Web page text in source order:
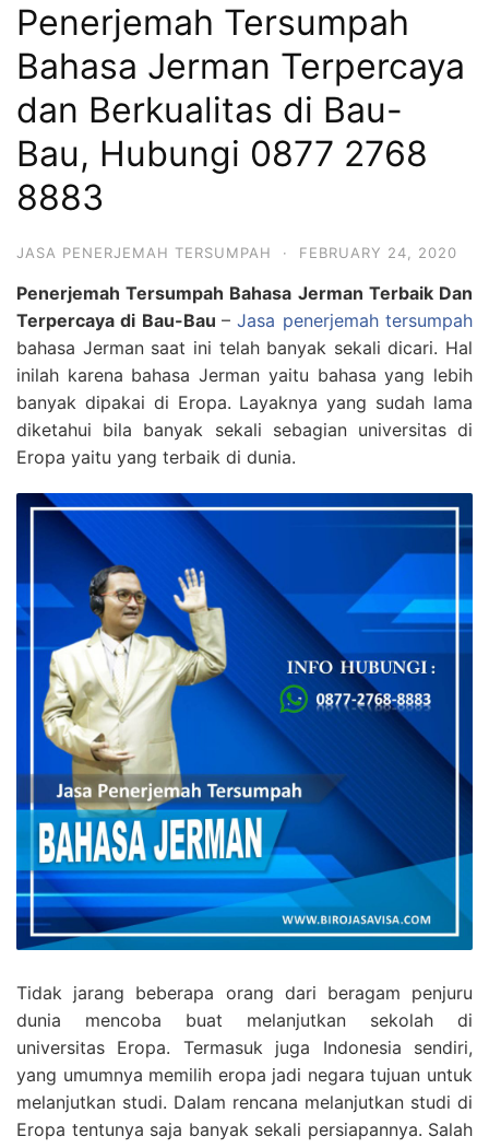
Penerjemah Tersumpah
Bahasa Jerman Terpercaya
dan Berkualitas di Bau-
Bau, Hubungi 0877 2768
8883
JASA PENERJEMAH TERSUMPAH · FEBRUARY 24, 2020
Penerjemah Tersumpah Bahasa Jerman Terbaik Dan
Terpercaya di Bau-Bau –Jasa penerjemah tersumpah
bahasa Jerman saat ini telah banyak sekali dicari. Hal
inilah karena bahasa Jerman yaitu bahasa yang lebih
banyak dipakai di Eropa. Layaknya yang sudah lama
diketahui bila banyak sekali sebagian universitas di
Eropa yaitu yang terbaik di dunia.
Tidak jarang beberapa orang dari beragam penjuru
dunia mencoba buat melanjutkan sekolah di
universitas Eropa. Termasuk juga Indonesia sendiri,
yang umumnya memilih eropa jadi negara tujuan untuk
melanjutkan studi. Dalam rencana melanjutkan studi di
Eropa tentunya saja banyak sekali persiapannya. Salah